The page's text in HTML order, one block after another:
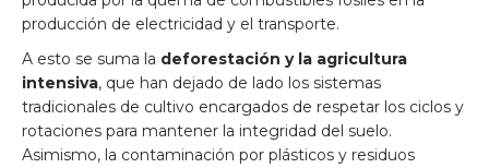
producción de electricidad y el transporte.
A esto se suma la deforestación y la agricultura
intensiva, que han dejado de lado los sistemas
tradicionales de cultivo encargados de respetar los ciclos y
rotaciones para mantener la integridad del suelo.
Asimismo, la contaminación por plásticos y residuos